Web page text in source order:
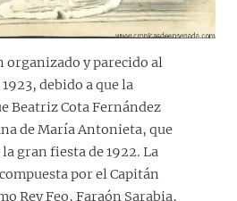
organizado y parecido al
debido a que la
Beatriz Cota Fernández
de María Antonieta, que
gran fiesta de 1922. La
por el Capitán
Rey Feo, Faraón Sarabia,